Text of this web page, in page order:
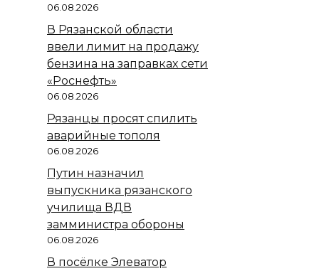
06.08.2026
В Рязанской области
ввели лимит на продажу
бензина на заправках сети
«Роснефть»
06.08.2026
Рязанцы просят спилить
аварийные тополя
06.08.2026
Путин назначил
выпускника рязанского
училища ВДВ
замминистра обороны
06.08.2026
В посёлке Элеватор